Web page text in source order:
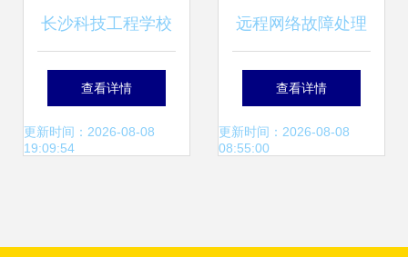
长沙科技工程学校
计算机专业走向机
器人应用与维护新
查看详情
更新时间：2026-08-08
19:09:54
远程网络故障处理
新利器 金鸽科技发
布监测神器
查看详情
更新时间：2026-08-08
08:55:00